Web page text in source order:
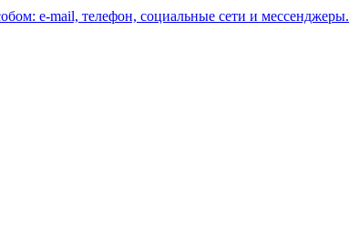
e-mail, телефон, социальные сети и мессенджеры.